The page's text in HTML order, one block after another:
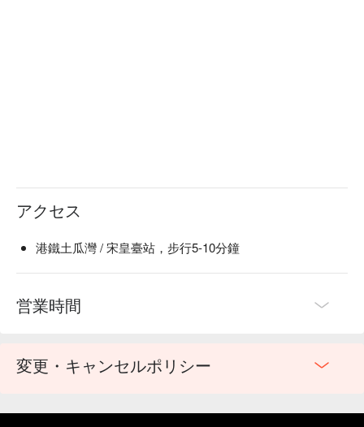
アクセス
港鐵土瓜灣 / 宋皇臺站，步行5-10分鐘
営業時間
変更・キャンセルポリシー